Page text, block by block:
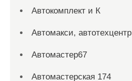
Автокомплект и К
Автомакси, автотехцентр
Автомастер67
Автомастерская 174